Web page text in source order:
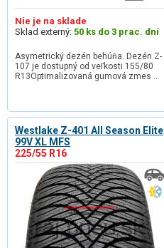
Nie je na sklade
Sklad externý: 50 ks do 3 prac. dní
Asymetrický dezén behúňa. Dezén Z-
107 je dostupný od veľkosti 155/80
R13Optimalizovaná gumová zmes …
Westlake Z-401 All Season Elite
99V XL MFS
225/55 R16